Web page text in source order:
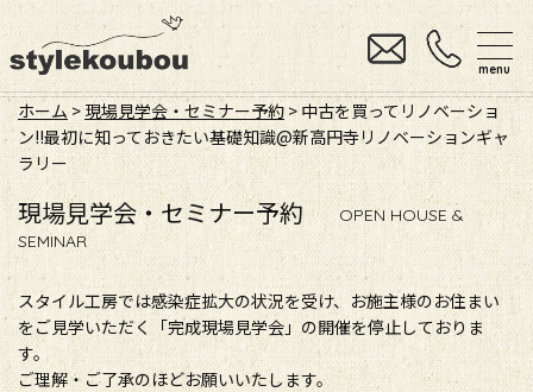
menu
ホーム >現場見学会・セミナー予約 > 中古を買ってリノベーショ
ン!!最初に知っておきたい基礎知識@新高円寺リノベーションギャ
ラリー
現場見学会・セミナー予約
OPEN HOUSE &
SEMINAR
スタイル工房では感染症拡大の状況を受け、お施主様のお住まい
をご見学いただく「完成現場見学会」の開催を停止しておりま
す。
ご理解・ご了承のほどお願いいたします。